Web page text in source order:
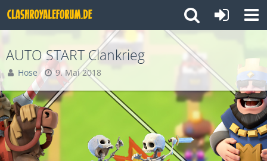
AUTO START Clankrieg
Hose 9. Mai 2018